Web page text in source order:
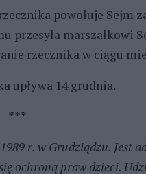
powołuje Sejm
przesyła marszałkowi
rzecznika w ciągu
upływa 14 grudnia.
***
r. w Grudziądzu. Jest
ochroną praw dzieci.